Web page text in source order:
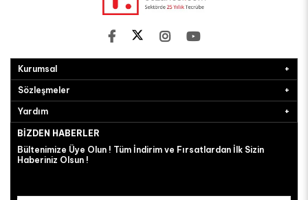
Kurumsal
Sözleşmeler
Yardım
BIZDEN HABERLER
Bültenimize Üye Olun ! Tüm İndirim ve Fırsatlardan İlk Sizin
Haberiniz Olsun !